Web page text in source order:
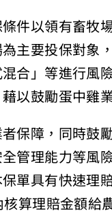
件以領有畜
主要投保對
合」等進行
以鼓勵蛋中雞
保障，同時
管理能力等
單具有快速理
算理賠金額給